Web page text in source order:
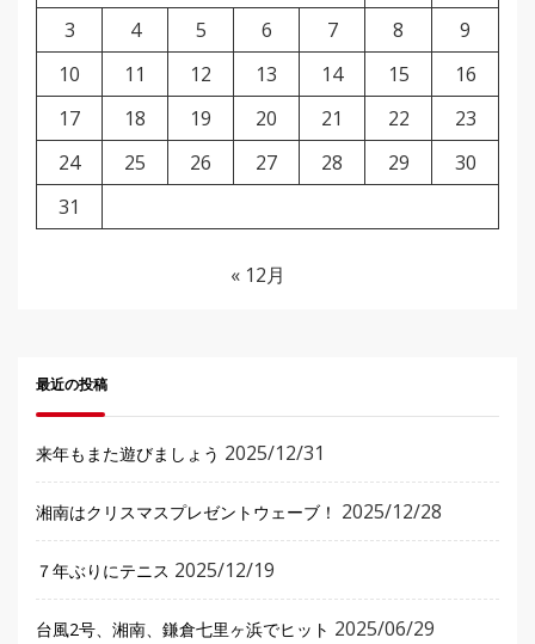
3
4 5 6 7 8
9
10
11 12 13 14 15
16
17
18 19 20 21 22
23
24
25 26 27 28 29
30
31
« 12月
最近の投稿
来年もまた遊びましょう 2025/12/31
湘南はクリスマスプレゼントウェーブ！ 2025/12/28
７年ぶりにテニス 2025/12/19
台風2号、湘南、鎌倉七里ヶ浜でヒット 2025/06/29